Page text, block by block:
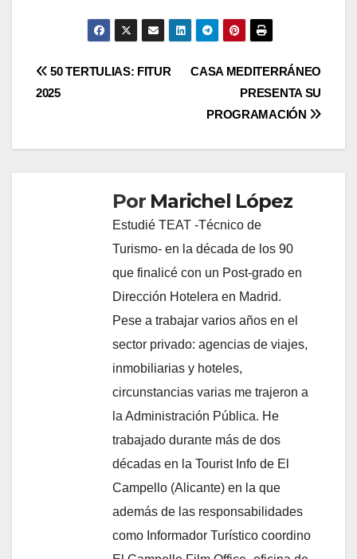
Navegación
entradas
CASA MEDITERRÁNEO
PRESENTA SU
PROGRAMACIÓN
50 TERTULIAS: FITUR
2025
Por Marichel López
Estudié TEAT -Técnico de
Turismo- en la década de los 90
que finalicé con un Post-grado en
Dirección Hotelera en Madrid.
Pese a trabajar varios años en el
sector privado: agencias de viajes,
inmobiliarias y hoteles,
circunstancias varias me trajeron a
la Administración Pública. He
trabajado durante más de dos
décadas en la Tourist Info de El
Campello (Alicante) en la que
además de las responsabilidades
como Informador Turístico coordino